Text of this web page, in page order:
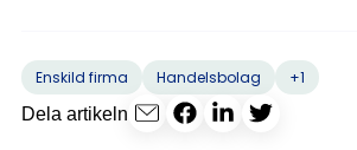
Enskild firma Handelsbolag
+1
Dela artikeln